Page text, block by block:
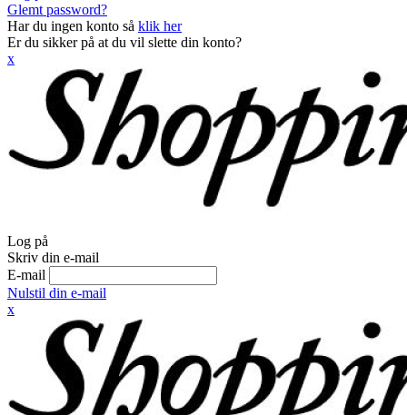
Glemt password?
Har du ingen konto så klik her
Er du sikker på at du vil slette din konto?
x
Log på
Skriv din e-mail
E-mail
Nulstil din e-mail
x